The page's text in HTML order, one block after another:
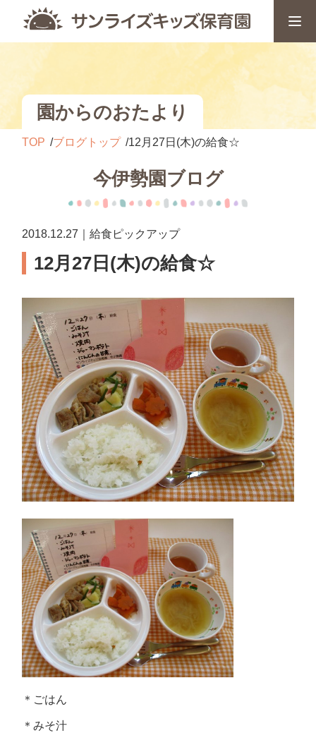
園からのおたより
TOP ブログトップ 12月27日(木)の給食☆
今伊勢園ブログ
2018.12.27｜給食ピックアップ
12月27日(木)の給食☆
＊ごはん
＊みそ汁